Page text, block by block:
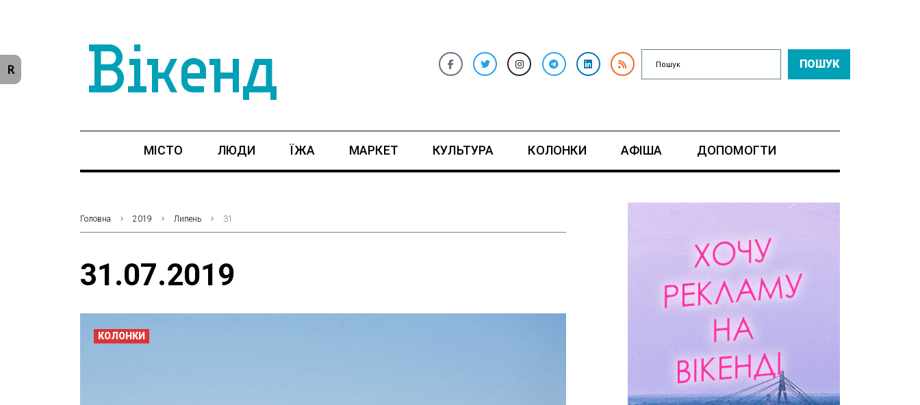
ПОШУК
МІСТО ЛЮДИ ЇЖА МАРКЕТ КУЛЬТУРА КОЛОНКИ АФІША ДОПОМОГТИ
Головна 2019 Липень 31
31.07.2019
КОЛОНКИ
R